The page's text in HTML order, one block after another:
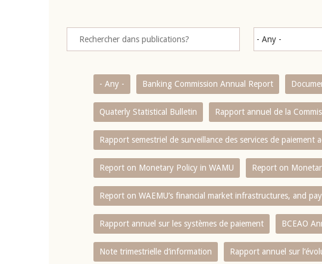
- Any - Banking Commission Annual Report
Quaterly Statistical Bulletin Rapport annuel de la
Rapport semestriel de surveillance des services de paiement
Report on Monetary Policy in WAMU Report on
Report on WAEMU’s financial market infrastructures, and
Rapport annuel sur les systèmes de paiement BCEAO
Note trimestrielle d‘information Rapport annuel sur